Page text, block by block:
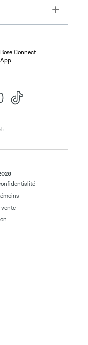
Toggle
Bose Connect
App
vente